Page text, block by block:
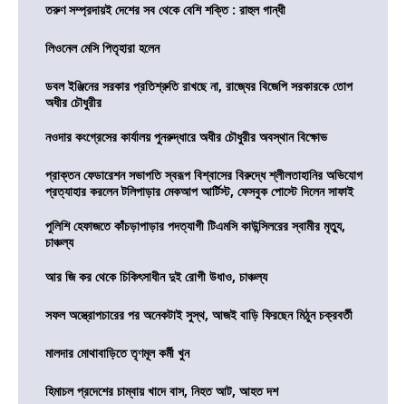
তরুণ সম্প্রদায়ই দেশের সব থেকে বেশি শক্তি : রাহুল গান্ধী
লিওনেল মেসি পিতৃহারা হলেন
ডবল ইঞ্জিনের সরকার প্রতিশ্রুতি রাখছে না, রাজ্যের বিজেপি সরকারকে তোপ
অধীর চৌধুরীর
নওদার কংগ্রেসের কার্যালয় পুনরুদ্ধারে অধীর চৌধুরীর অবস্থান বিক্ষোভ
প্রাক্তন ফেডারেশন সভাপতি স্বরূপ বিশ্বাসের বিরুদ্ধে শ্লীলতাহানির অভিযোগ
প্রত্যাহার করলেন টলিপাড়ার মেকআপ আর্টিস্ট, ফেসবুক পোস্টে দিলেন সাফাই
পুলিশি হেফাজতে কাঁচড়াপাড়ার পদত্যাগী টিএমসি কাউন্সিলরের স্বামীর মৃত্যু,
চাঞ্চল্য
আর জি কর থেকে চিকিৎসাধীন দুই রোগী উধাও, চাঞ্চল্য
সফল অস্ত্রোপচারের পর অনেকটাই সুস্থ, আজই বাড়ি ফিরছেন মিঠুন চক্রবর্তী
মালদার মোথাবাড়িতে তৃণমূল কর্মী খুন
হিমাচল প্রদেশের চাম্বায় খাদে বাস, নিহত আট, আহত দশ